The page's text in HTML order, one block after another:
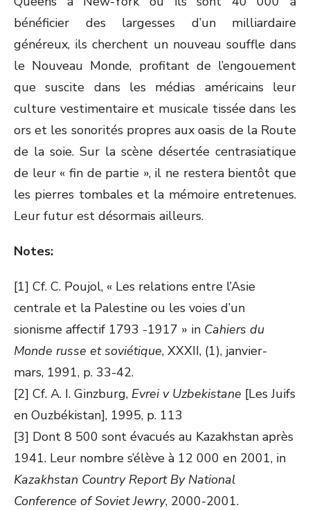
bénéficier des largesses d’un milliardaire
généreux, ils cherchent un nouveau souffle dans
le Nouveau Monde, profitant de l’engouement
que suscite dans les médias américains leur
culture vestimentaire et musicale tissée dans les
ors et les sonorités propres aux oasis de la Route
de la soie. Sur la scène désertée centrasiatique
de leur « fin de partie », il ne restera bientôt que
les pierres tombales et la mémoire entretenues.
Leur futur est désormais ailleurs.
Notes:
[1] Cf. C. Poujol, « Les relations entre l’Asie
centrale et la Palestine ou les voies d’un
sionisme affectif 1793 -1917 » in Cahiers du
Monde russe et soviétique, XXXII, (1), janvier-
mars, 1991, p. 33-42.
[2] Cf. A. I. Ginzburg, Evrei v Uzbekistane [Les Juifs
en Ouzbékistan], 1995, p. 113
[3] Dont 8 500 sont évacués au Kazakhstan après
1941. Leur nombre s’élève à 12 000 en 2001, in
Kazakhstan Country Report By National
Conference of Soviet Jewry, 2000-2001.